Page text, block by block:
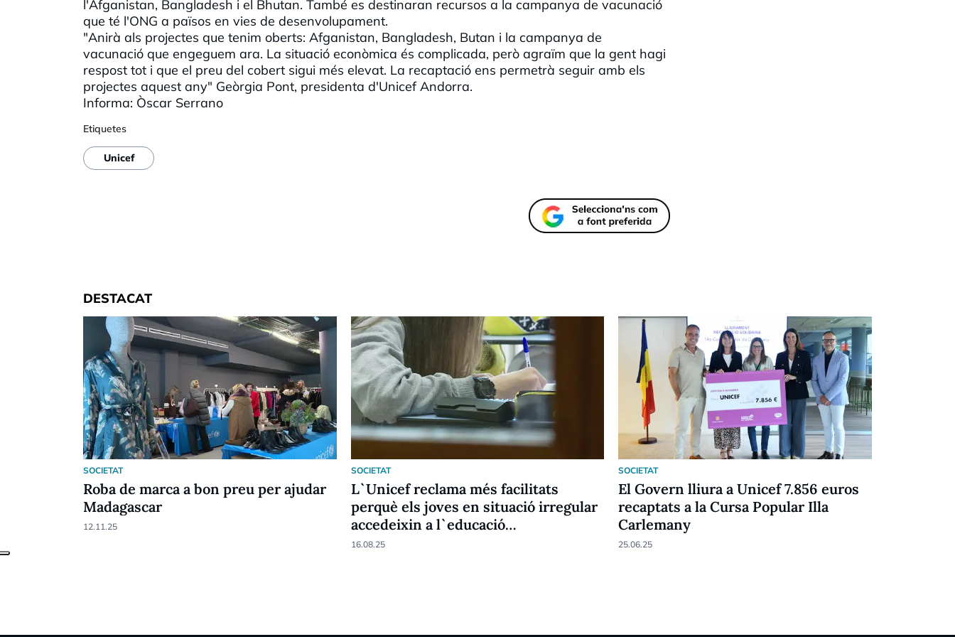
l'Afganistan, Bangladesh i el Bhutan. També es destinaran recursos a la campanya de vacunació
que té l'ONG a països en vies de desenvolupament.
"Anirà als projectes que tenim oberts: Afganistan, Bangladesh, Butan i la campanya de
vacunació que engeguem ara. La situació econòmica és complicada, però agraïm que la gent hagi
respost tot i que el preu del cobert sigui més elevat. La recaptació ens permetrà seguir amb els
projectes aquest any" Geòrgia Pont, presidenta d'UnicefAndorra.
Informa: Òscar Serrano
Etiquetes
Unicef
DESTACAT
SOCIETAT
Roba de marca a bon preu per ajudar
Madagascar
12.11.25
SOCIETAT
L`Unicef reclama més facilitats
perquè els joves en situació irregular
accedeixin a l`educació
postobligatòria
16.08.25
SOCIETAT
El Govern lliura a Unicef 7.856 euros
recaptats a la Cursa Popular Illa
Carlemany
25.06.25